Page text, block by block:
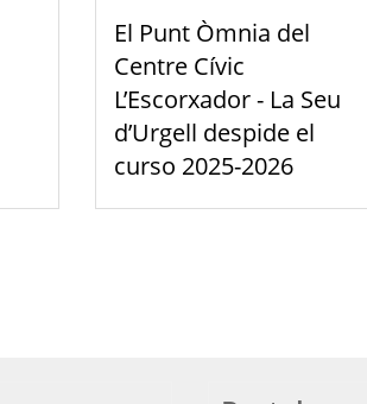
El Punt Òmnia del
Centre Cívic
L’Escorxador - La Seu
d’Urgell despide el
curso 2025-2026